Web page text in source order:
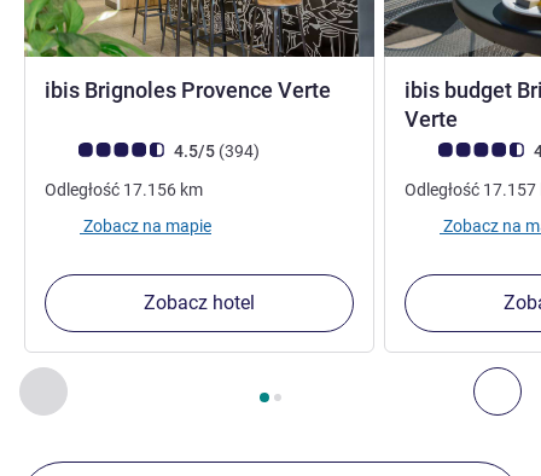
Poprzedni - Inne nasze placówki w pobliżu
Strona , Inne nasze placówki w pobliżu 1 :, Inne nasze
ibis Brignoles Provence Verte 3 gwiazdki
Ocena klientów (Ocena ALL)
4.5/5 (394Liczba opinii
)
Odległość 17.156 km
Zobacz na mapie
Zobacz hotel
ibis budget
Verte
Ocena klientów
Odległość 17.157
Zobacz na